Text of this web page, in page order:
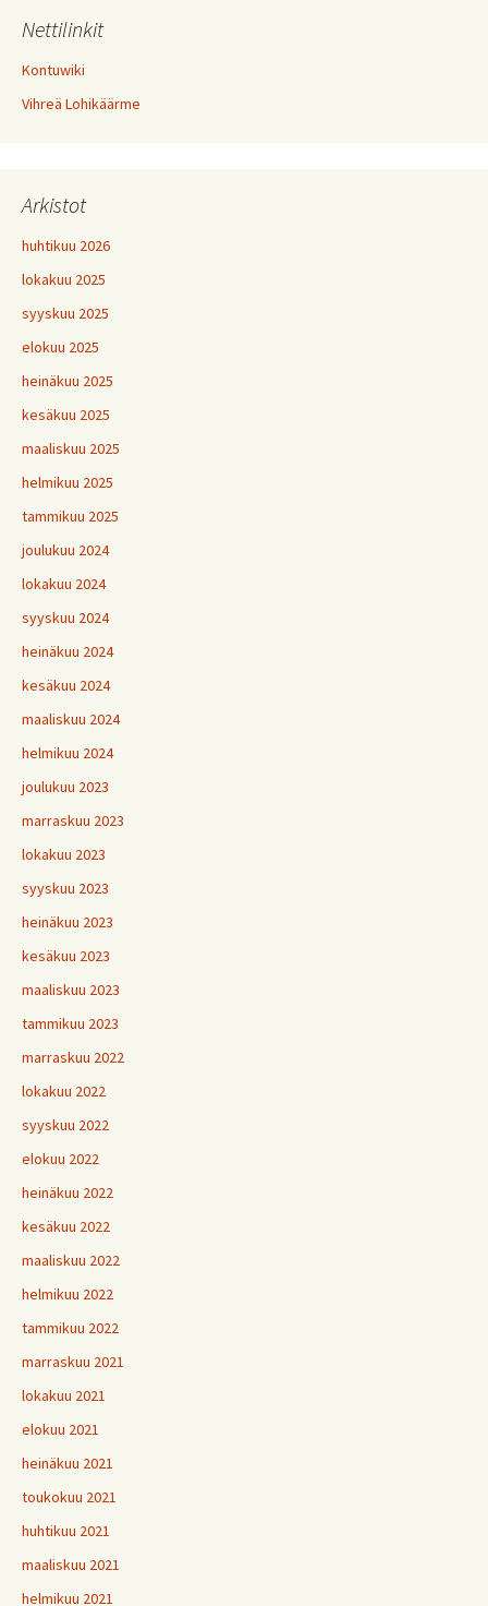
Nettilinkit
Kontuwiki
Vihreä Lohikäärme
Arkistot
huhtikuu 2026
lokakuu 2025
syyskuu 2025
elokuu 2025
heinäkuu 2025
kesäkuu 2025
maaliskuu 2025
helmikuu 2025
tammikuu 2025
joulukuu 2024
lokakuu 2024
syyskuu 2024
heinäkuu 2024
kesäkuu 2024
maaliskuu 2024
helmikuu 2024
joulukuu 2023
marraskuu 2023
lokakuu 2023
syyskuu 2023
heinäkuu 2023
kesäkuu 2023
maaliskuu 2023
tammikuu 2023
marraskuu 2022
lokakuu 2022
syyskuu 2022
elokuu 2022
heinäkuu 2022
kesäkuu 2022
maaliskuu 2022
helmikuu 2022
tammikuu 2022
marraskuu 2021
lokakuu 2021
elokuu 2021
heinäkuu 2021
toukokuu 2021
huhtikuu 2021
maaliskuu 2021
helmikuu 2021